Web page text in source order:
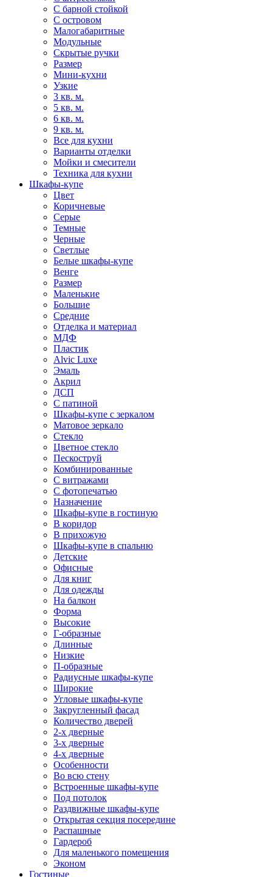
С барной стойкой
С островом
Малогабаритные
Модульные
Скрытые ручки
Размер
Мини-кухни
Узкие
3 кв. м.
5 кв. м.
6 кв. м.
9 кв. м.
Все для кухни
Варианты отделки
Мойки и смесители
Техника для кухни
Шкафы-купе
Цвет
Коричневые
Серые
Темные
Черные
Светлые
Белые шкафы-купе
Венге
Размер
Маленькие
Большие
Средние
Отделка и материал
МДФ
Пластик
Alvic Luxe
Эмаль
Акрил
ДСП
С патиной
Шкафы-купе с зеркалом
Матовое зеркало
Стекло
Цветное стекло
Пескоструй
Комбинированные
С витражами
С фотопечатью
Назначение
Шкафы-купе в гостиную
В коридор
В прихожую
Шкафы-купе в спальню
Детские
Офисные
Для книг
Для одежды
На балкон
Форма
Высокие
Г-образные
Длинные
Низкие
П-образные
Радиусные шкафы-купе
Широкие
Угловые шкафы-купе
Закругленный фасад
Количество дверей
2-х дверные
3-х дверные
4-х дверные
Особенности
Во всю стену
Встроенные шкафы-купе
Под потолок
Раздвижные шкафы-купе
Открытая секция посередине
Распашные
Гардероб
Для маленького помещения
Эконом
Гостиные